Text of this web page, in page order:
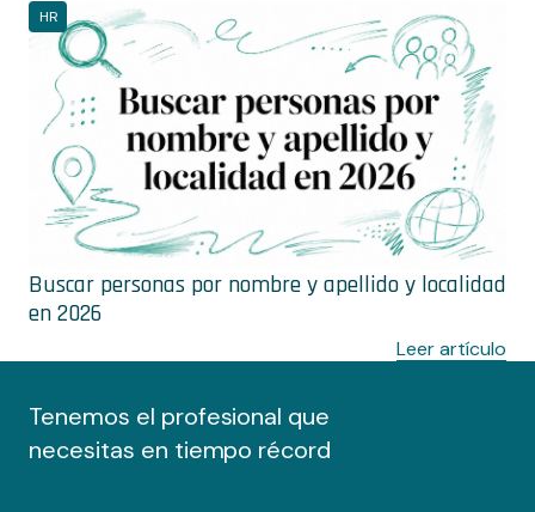
HR
Buscar personas por nombre y apellido y localidad
en 2026
Leer artículo
Tenemos el profesional que
necesitas en tiempo récord